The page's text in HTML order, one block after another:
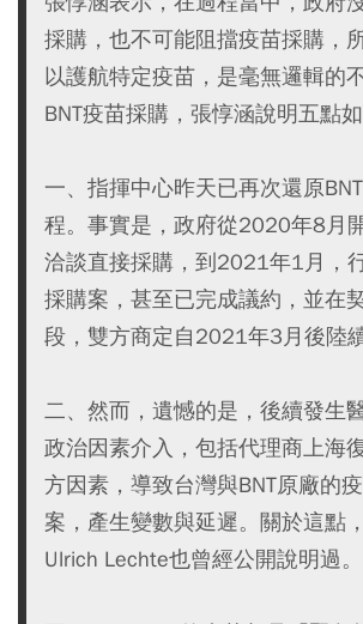
採購，也不可能阻擋疫苗採購，
以護航特定疫苗，是毫無邏輯的
BNT疫苗採購，張惇涵說明五點如
一、指揮中心昨天已再次還原
程。事實是，政府從2020年8月
洽談直接採購，到2021年1月，
採購案，甚至已完成議約，並在
段，雙方商定自2021年3月後陸續
二、然而，遺憾的是，後續發生
政治因素介入，包括代理商上海
方因素，導致台灣與BNT原廠的
案，產生變數與延遲。關於這點
Ulrich Lechte也曾經公開說明過。